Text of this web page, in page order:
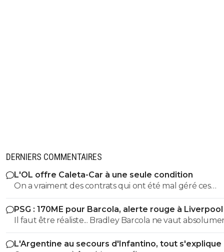
DERNIERS COMMENTAIRES
L'OL offre Caleta-Car à une seule condition
On a vraiment des contrats qui ont été mal géré ces
dernières années. On est obligé de ce coltiner tous ces
joueurs jusqu'au bout. Ca nous bloque aussi dans le
recrutement.
PSG : 170ME pour Barcola, alerte rouge à Liverpool
Il faut être réaliste... Bradley Barcola ne vaut
170 millions d'euros. C'est Bradley Barcola qui doit ruminer en
voyant que le PSG est peut être en train de lui faire
L'Argentine au secours d'Infantino, tout s'explique